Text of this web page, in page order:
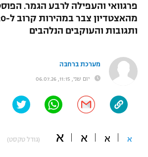
ברחבה
"מעל הליגה" – פודקאסט
"מחצית בשכונה" – פודקאסט
הפועל באר שבע
בני יהודה
ליגה ברזילאית
אגרוף
ספורט אולימפי
היאבקות WWE
אופניים
פרגוואי והעפילה לרבע הגמר.
ותגובות והעוקבים הנלהבים
מערכת ברחבה
יום שני, 11:15, 06.07.26
א א א א (גודל טקסט)